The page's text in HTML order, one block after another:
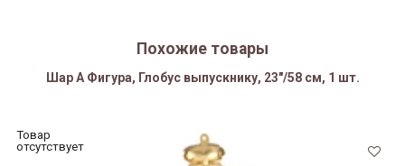
Похожие товары
Шар А Фигура, Глобус выпускнику, 23"/58 см, 1 шт.
Товар
отсутствует